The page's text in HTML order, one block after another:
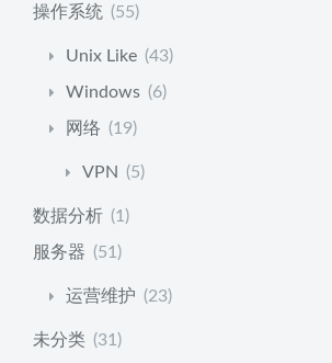
操作系统 (55)
Unix Like (43)
Windows (6)
网络 (19)
VPN (5)
数据分析 (1)
服务器 (51)
运营维护 (23)
未分类 (31)